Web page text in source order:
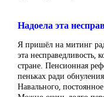
Надоела эта
Я пришёл на митинг
эта несправедливость,
стране. Пенсионная
пеньках ради
Навального,